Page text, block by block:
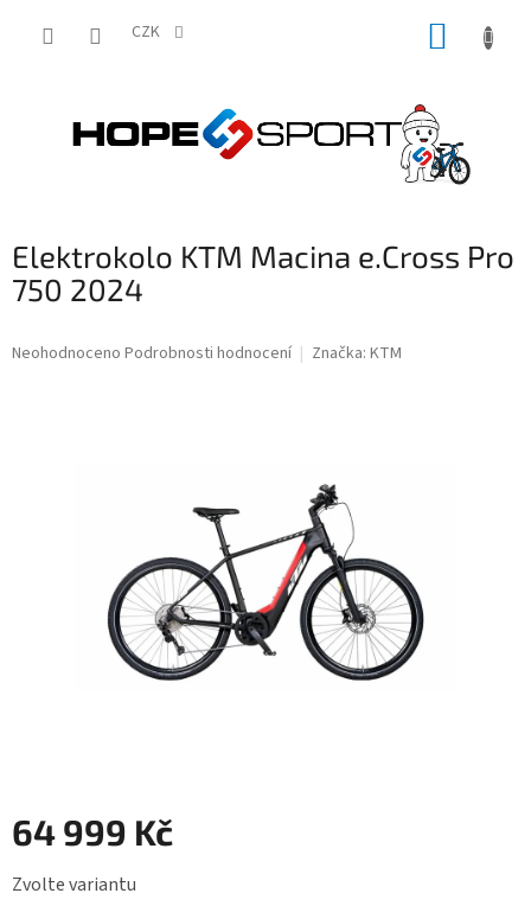
CZK
Elektrokolo KTM Macina e.Cross Pro
750 2024
Průměrné
Neohodnoceno Podrobnosti hodnocení Značka: KTM
64 999 Kč
cena:
Zvolte variantu